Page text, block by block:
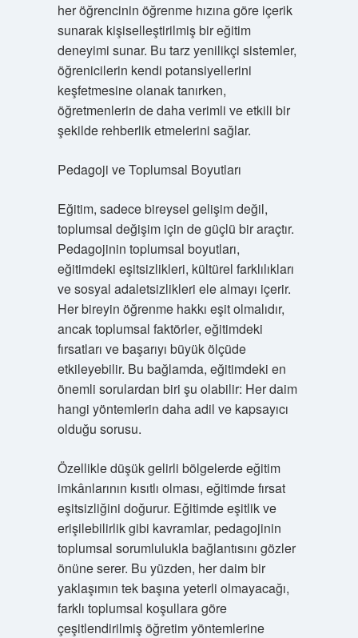
her öğrencinin öğrenme hızına göre içerik
sunarak kişiselleştirilmiş bir eğitim
deneyimi sunar. Bu tarz yenilikçi sistemler,
öğrenicilerin kendi potansiyellerini
keşfetmesine olanak tanırken,
öğretmenlerin de daha verimli ve etkili bir
şekilde rehberlik etmelerini sağlar.
Pedagoji ve Toplumsal Boyutları
Eğitim, sadece bireysel gelişim değil,
toplumsal değişim için de güçlü bir araçtır.
Pedagojinin toplumsal boyutları,
eğitimdeki eşitsizlikleri, kültürel farklılıkları
ve sosyal adaletsizlikleri ele almayı içerir.
Her bireyin öğrenme hakkı eşit olmalıdır,
ancak toplumsal faktörler, eğitimdeki
fırsatları ve başarıyı büyük ölçüde
etkileyebilir. Bu bağlamda, eğitimdeki en
önemli sorulardan biri şu olabilir: Her daim
hangi yöntemlerin daha adil ve kapsayıcı
olduğu sorusu.
Özellikle düşük gelirli bölgelerde eğitim
imkânlarının kısıtlı olması, eğitimde fırsat
eşitsizliğini doğurur. Eğitimde eşitlik ve
erişilebilirlik gibi kavramlar, pedagojinin
toplumsal sorumlulukla bağlantısını gözler
önüne serer. Bu yüzden, her daim bir
yaklaşımın tek başına yeterli olmayacağı,
farklı toplumsal koşullara göre
çeşitlendirilmiş öğretim yöntemlerine